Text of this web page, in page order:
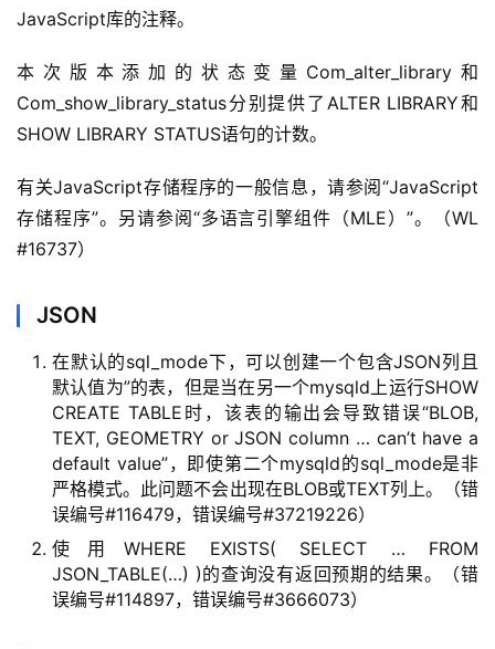
JavaScript库的注释。
本次版本添加的状态变量Com_alter_library和
Com_show_library_status分别提供了ALTER LIBRARY和
SHOW LIBRARY STATUS语句的计数。
有关JavaScript存储程序的一般信息，请参阅“JavaScript
存储程序”。另请参阅“多语言引擎组件（MLE）”。（WL
#16737）
JSON
在默认的sql_mode下，可以创建一个包含JSON列且
默认值为”的表，但是当在另一个mysqld上运行SHOW
CREATE TABLE时，该表的输出会导致错误“BLOB,
TEXT, GEOMETRY or JSON column … can’t have a
default value”，即使第二个mysqld的sql_mode是非
严格模式。此问题不会出现在BLOB或TEXT列上。（错
误编号#116479，错误编号#37219226）
使用WHERE EXISTS( SELECT … FROM
JSON_TABLE(…) )的查询没有返回预期的结果。（错
误编号#114897，错误编号#3666073）